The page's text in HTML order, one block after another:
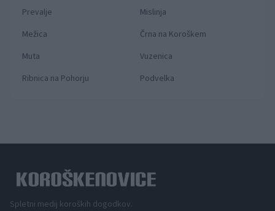
Prevalje
Mislinja
Mežica
Črna na Koroškem
Muta
Vuzenica
Ribnica na Pohorju
Podvelka
Spletni medij koroških dogodkov.